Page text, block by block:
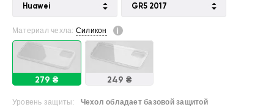
Huawei GR5 2017
Материал чехла: Силикон
279 ₴ 249 ₴
Уровень защиты: Чехол обладает базовой защитой